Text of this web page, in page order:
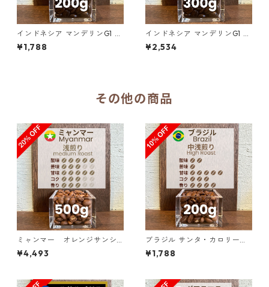
インドネシア マンデリンG1 リ
ントン ラトゥ ダブルピック 2
00g（100g単価の10％OF
¥1,788
インドネシア マンデリンG1 リ
ントン ラトゥ ダブルピック 3
00g（100g単価の15％OFF）
¥2,534
その他の商品
ミャンマー オレンジサンシ
ャイン G１ ウォッシュド・ア
ナエロビック 500g（100g単
¥4,493
ブラジル サンタ・カロリーナ
農園 SFFC パイナップル・ハ
ニー 200g（100g単価の10%
¥1,788